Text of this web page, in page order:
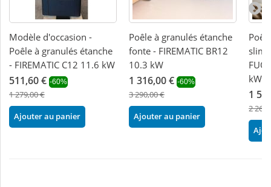
Modèle d'occasion -
Poêle à granulés étanche
- FIREMATIC C12 11.6 kW
511,60 € -60%
1 279,00 €
Ajouter au panier
Poêle à granulés étanche
fonte - FIREMATIC BR12
10.3 kW
1 316,00 € -60%
3 290,00 €
Ajouter au panier
slim
kW
1
2